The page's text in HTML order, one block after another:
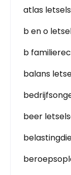
atlas
b en o
b
balans
beer